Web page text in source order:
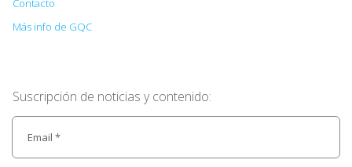
Más info de GQC
Suscripción de noticias y contenido: